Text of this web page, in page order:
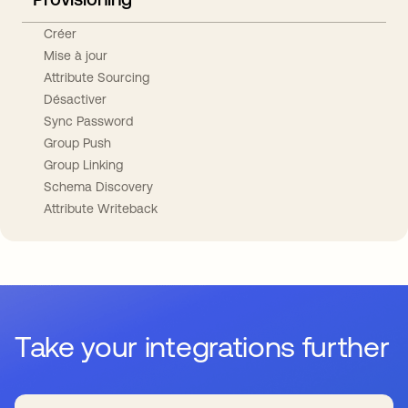
Créer
Mise à jour
Attribute Sourcing
Désactiver
Sync Password
Group Push
Group Linking
Schema Discovery
Attribute Writeback
Take your integrations further